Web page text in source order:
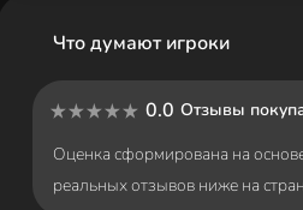
Что думают игроки
0.0 Отзывы
Оценка сформирована на
реальных отзывов ниже на